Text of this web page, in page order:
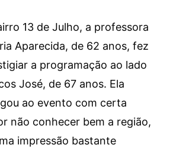
13 de Julho, a professora
Aparecida, de 62 anos, fez
a programação ao lado
José, de 67 anos. Ela
ao evento com certa
não conhecer bem a região,
impressão bastante